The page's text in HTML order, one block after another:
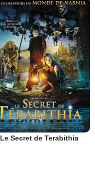
Le Secret de Terabithia